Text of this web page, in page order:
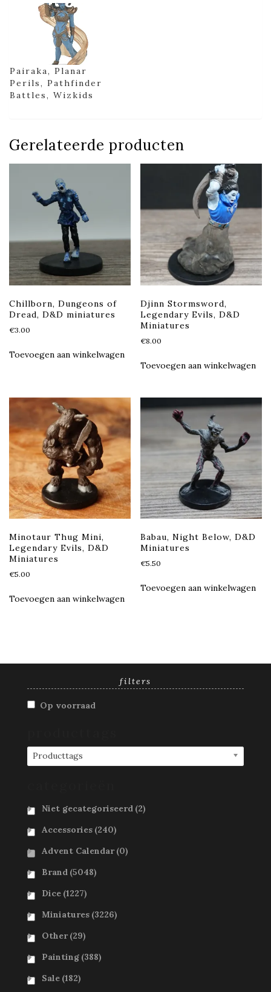
Pairaka, Planar
Perils, Pathfinder
Battles, Wizkids
Gerelateerde producten
Chillborn, Dungeons of
Dread, D&D miniatures
€3.00
Toevoegen aan winkelwagen
Djinn Stormsword,
Legendary Evils, D&D
Miniatures
€8.00
Toevoegen aan winkelwagen
Minotaur Thug Mini,
Legendary Evils, D&D
Miniatures
€5.00
Toevoegen aan winkelwagen
Babau, Night Below, D&D
Miniatures
€5.50
Toevoegen aan winkelwagen
filters
Op voorraad
Producttags
Niet gecategoriseerd (2)
Accessories (240)
Advent Calendar (0)
Brand (5048)
Dice (1227)
Miniatures (3226)
Other (29)
Painting (388)
Sale (182)